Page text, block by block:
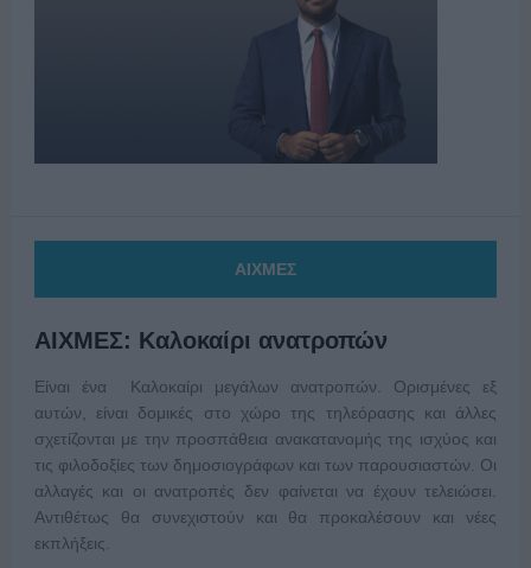
ΑΙΧΜΕΣ
ΑΙΧΜΕΣ: Καλοκαίρι ανατροπών
Είναι ένα Καλοκαίρι μεγάλων ανατροπών. Ορισμένες εξ
αυτών, είναι δομικές στο χώρο της τηλεόρασης και άλλες
σχετίζονται με την προσπάθεια ανακατανομής της ισχύος και
τις φιλοδοξίες των δημοσιογράφων και των παρουσιαστών. Οι
αλλαγές και οι ανατροπές δεν φαίνεται να έχουν τελειώσει.
Αντιθέτως θα συνεχιστούν και θα προκαλέσουν και νέες
εκπλήξεις.